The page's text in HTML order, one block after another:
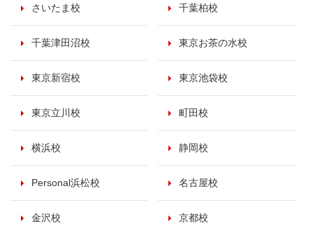
さいたま校 千葉柏校
千葉津田沼校 東京お茶の水校
東京新宿校 東京池袋校
東京立川校 町田校
横浜校 静岡校
Personal浜松校 名古屋校
金沢校 京都校